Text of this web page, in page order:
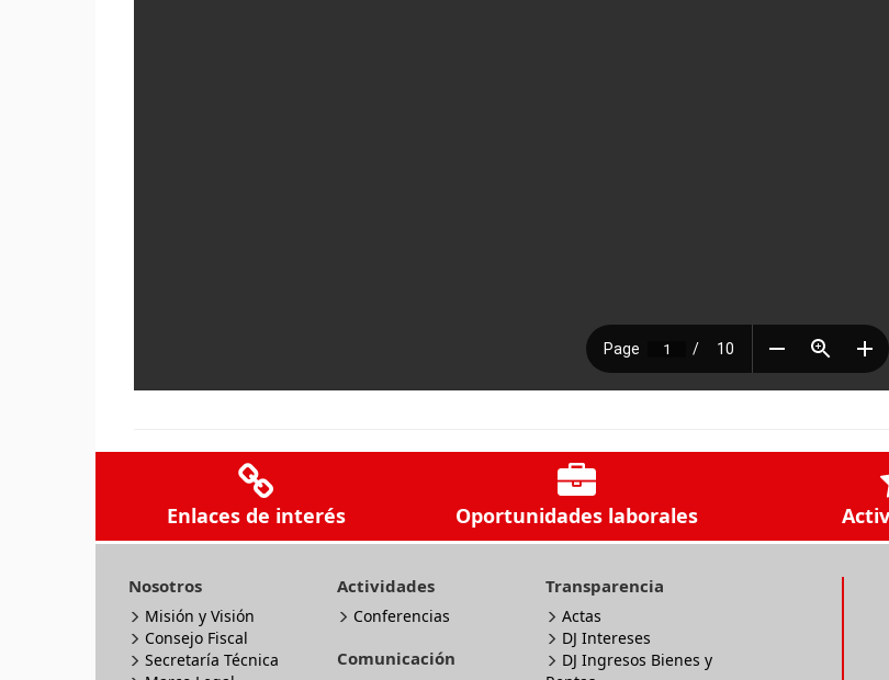
Enlaces de interés Oportunidades laborales
Nosotros
Misión y Visión
Consejo Fiscal
Secretaría Técnica
Actividades
Conferencias
Comunicación
Transparencia
Actas
DJ Intereses
DJ Ingresos Bienes y